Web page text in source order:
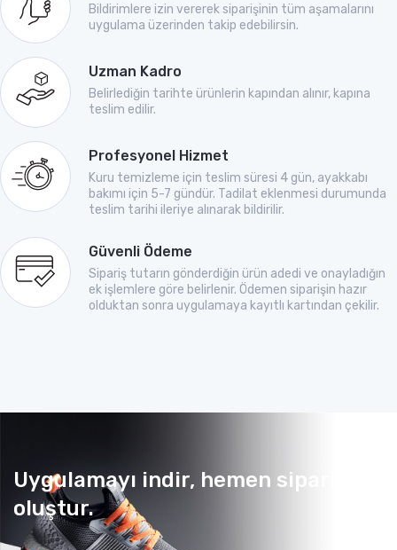
Bildirimlere izin vererek siparişinin tüm aşamalarını
uygulama üzerinden takip edebilirsin.
Uzman Kadro
Belirlediğin tarihte ürünlerin kapından alınır, kapına
teslim edilir.
Profesyonel Hizmet
Kuru temizleme için teslim süresi 4 gün, ayakkabı
bakımı için 5-7 gündür. Tadilat eklenmesi durumunda
teslim tarihi ileriye alınarak bildirilir.
Güvenli Ödeme
Sipariş tutarın gönderdiğin ürün adedi ve onayladığın
ek işlemlere göre belirlenir. Ödemen siparişin hazır
olduktan sonra uygulamaya kayıtlı kartından çekilir.
Uygulamayı indir, hemen sipariş
oluştur.